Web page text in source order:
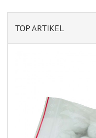
TOP ARTIKEL